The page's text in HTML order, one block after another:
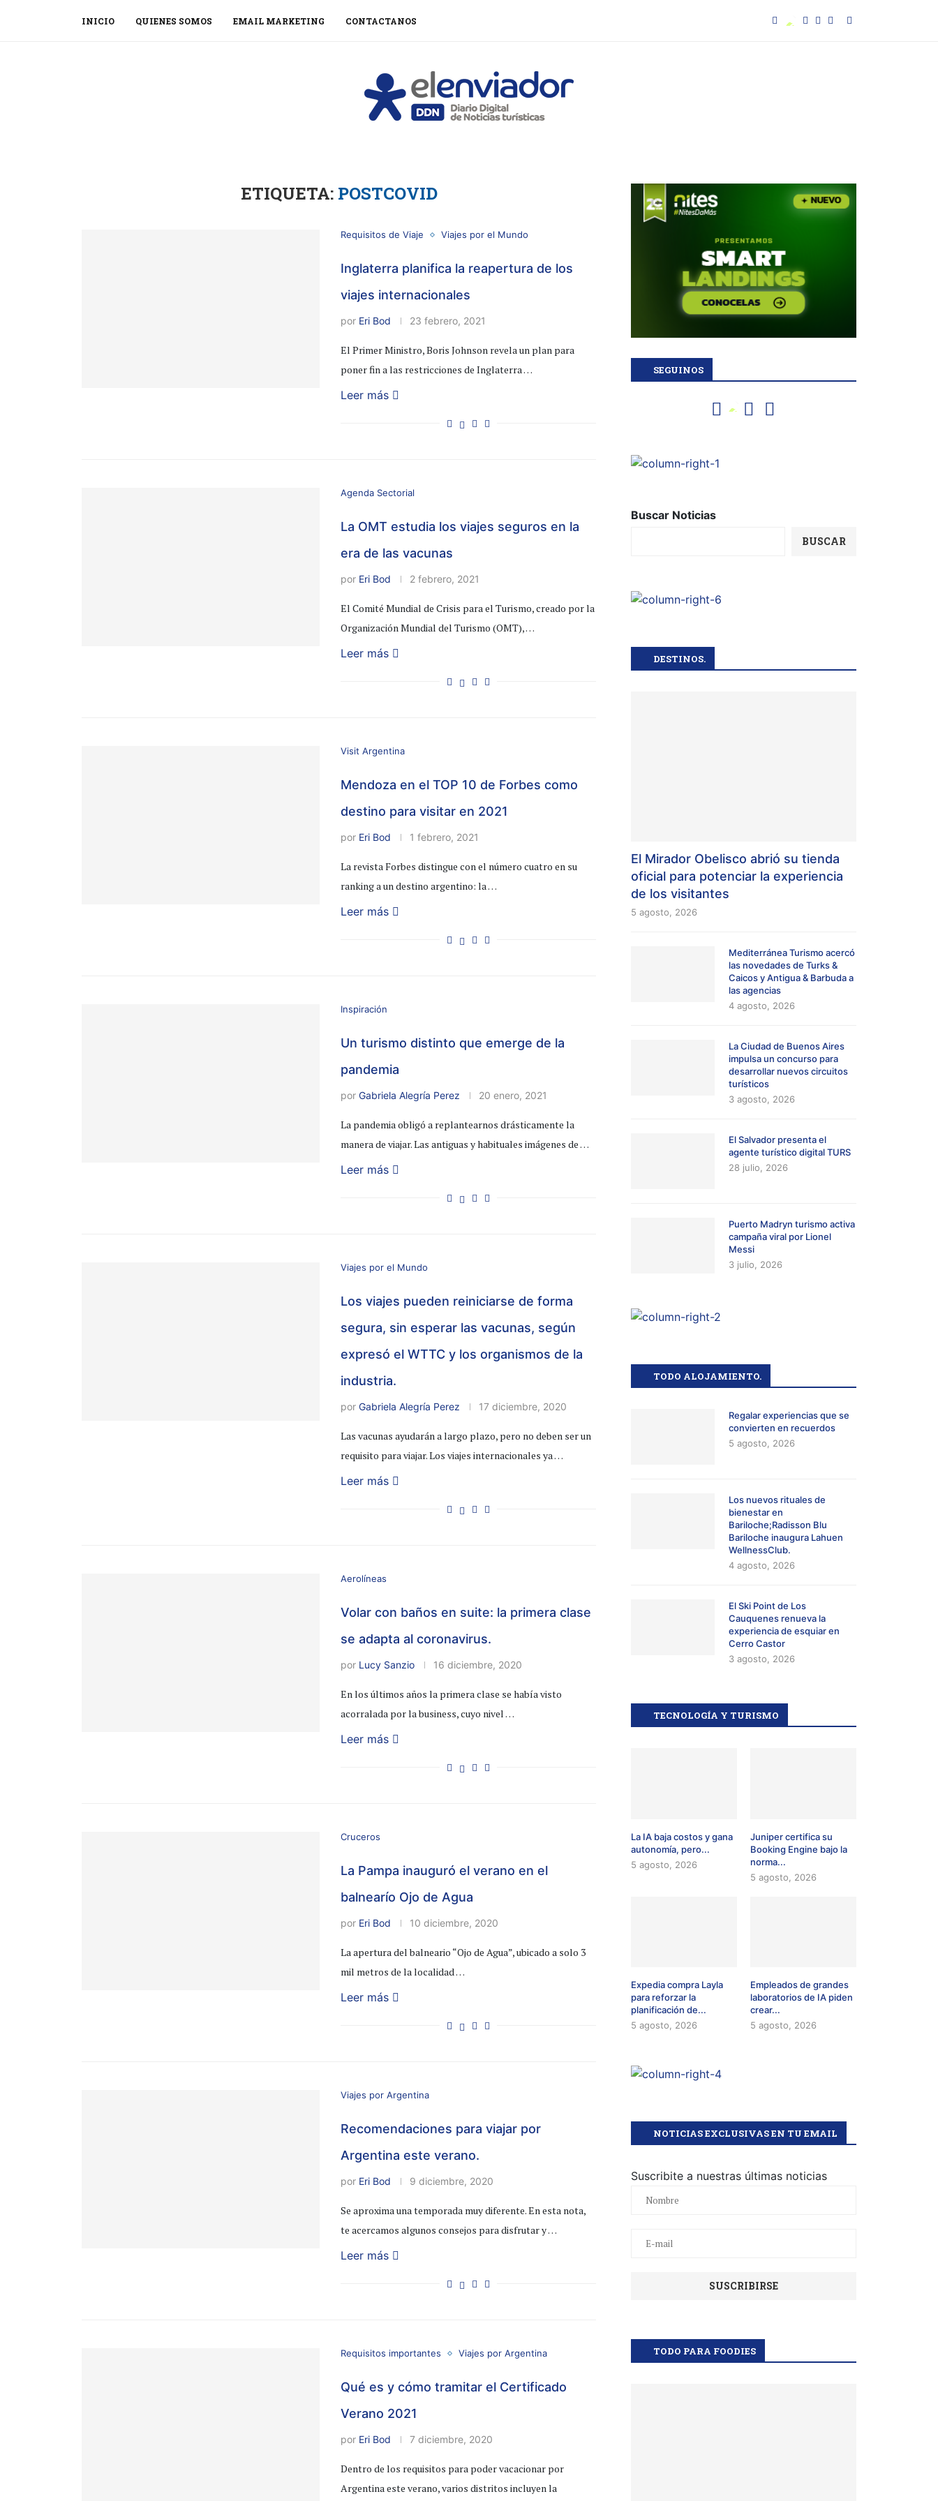
INICIO QUIENES SOMOS EMAIL MARKETING CONTACTANOS
ETIQUETA: POSTCOVID
Requisitos de Viaje Viajes por el Mundo
Inglaterra planifica la reapertura de los
viajes internacionales
por Eri Bod 23 febrero, 2021
El Primer Ministro, Boris Johnson revela un plan para
poner fin a las restricciones de Inglaterra …
Leer más
Agenda Sectorial
La OMT estudia los viajes seguros en la
era de las vacunas
por Eri Bod 2 febrero, 2021
El Comité Mundial de Crisis para el Turismo, creado por la
Organización Mundial del Turismo (OMT), …
Leer más
Visit Argentina
Mendoza en el TOP 10 de Forbes como
destino para visitar en 2021
por Eri Bod 1 febrero, 2021
La revista Forbes distingue con el número cuatro en su
ranking a un destino argentino: la …
Leer más
Inspiración
Un turismo distinto que emerge de la
pandemia
porGabriela Alegría Perez 20 enero, 2021
La pandemia obligó a replantearnos drásticamente la
manera de viajar. Las antiguas y habituales imágenes de …
Leer más
Viajes por el Mundo
Los viajes pueden reiniciarse de forma
segura, sin esperar las vacunas, según
expresó el WTTC y los organismos de la
industria.
porGabriela Alegría Perez 17 diciembre, 2020
Las vacunas ayudarán a largo plazo, pero no deben ser un
requisito para viajar. Los viajes internacionales ya …
Leer más
Aerolíneas
Volar con baños en suite: la primera clase
se adapta al coronavirus.
por Lucy Sanzio 16 diciembre, 2020
En los últimos años la primera clase se había visto
acorralada por la business, cuyo nivel …
Leer más
Cruceros
La Pampa inauguró el verano en el
balnearío Ojo de Agua
por Eri Bod 10 diciembre, 2020
La apertura del balneario “Ojo de Agua”, ubicado a solo 3
mil metros de la localidad …
Leer más
Viajes por Argentina
Recomendaciones para viajar por
Argentina este verano.
por Eri Bod 9 diciembre, 2020
Se aproxima una temporada muy diferente. En esta nota,
te acercamos algunos consejos para disfrutar y …
Leer más
Requisitos importantes Viajes por Argentina
Qué es y cómo tramitar el Certificado
Verano 2021
por Eri Bod 7 diciembre, 2020
Dentro de los requisitos para poder vacacionar por
Argentina este verano, varios distritos incluyen la
SEGUINOS
Buscar Noticias
BUSCAR
DESTINOS.
El Mirador Obelisco abrió su tienda
oficial para potenciar la experiencia
de los visitantes
5 agosto, 2026
Mediterránea Turismo acercó
las novedades de Turks &
Caicos y Antigua & Barbuda a
las agencias
4 agosto, 2026
La Ciudad de Buenos Aires
impulsa un concurso para
desarrollar nuevos circuitos
turísticos
3 agosto, 2026
El Salvador presenta el
agente turístico digital TURS
28 julio, 2026
Puerto Madryn turismo activa
campaña viral por Lionel
Messi
3 julio, 2026
TODO ALOJAMIENTO.
Regalar experiencias que se
convierten en recuerdos
5 agosto, 2026
Los nuevos rituales de
bienestar en
Bariloche;Radisson Blu
Bariloche inaugura Lahuen
WellnessClub.
4 agosto, 2026
El Ski Point de Los
Cauquenes renueva la
experiencia de esquiar en
Cerro Castor
3 agosto, 2026
TECNOLOGÍA Y TURISMO
La IA baja costos y gana
autonomía, pero...
5 agosto, 2026
Juniper certifica su
Booking Engine bajo la
norma...
5 agosto, 2026
Expedia compra Layla
para reforzar la
planificación de...
5 agosto, 2026
Empleados de grandes
laboratorios de IA piden
crear...
5 agosto, 2026
NOTICIAS EXCLUSIVAS EN TU EMAIL
Suscribite a nuestras últimas noticias
TODO PARA FOODIES